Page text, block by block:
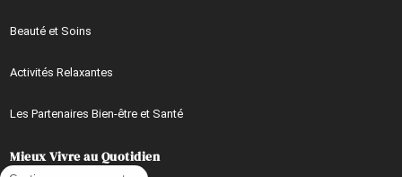
Beauté et Soins
Activités Relaxantes
Les Partenaires Bien-être et Santé
Mieux Vivre au Quotidien